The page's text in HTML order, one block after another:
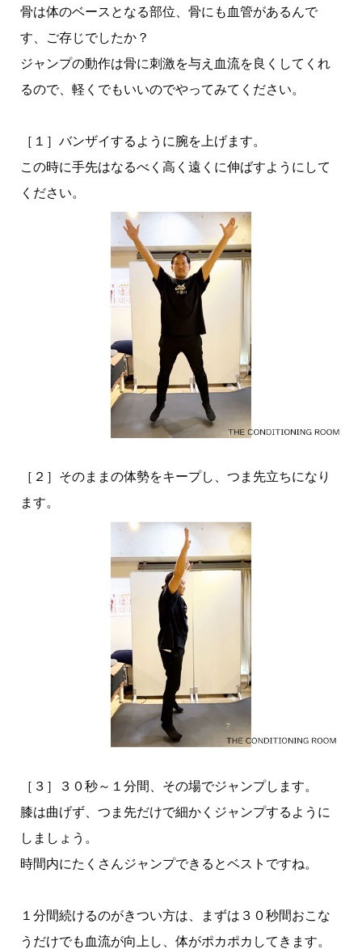
骨は体のベースとなる部位、骨にも血管があるんで
す、ご存じでしたか？
ジャンプの動作は骨に刺激を与え血流を良くしてくれ
るので、軽くでもいいのでやってみてください。
［１］バンザイするように腕を上げます。
この時に手先はなるべく高く遠くに伸ばすようにして
ください。
［２］そのままの体勢をキープし、つま先立ちになり
ます。
［３］３０秒～１分間、その場でジャンプします。
膝は曲げず、つま先だけで細かくジャンプするように
しましょう。
時間内にたくさんジャンプできるとベストですね。
１分間続けるのがきつい方は、まずは３０秒間おこな
うだけでも血流が向上し、体がポカポカしてきます。